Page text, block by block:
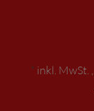
* inkl. MwSt. ,